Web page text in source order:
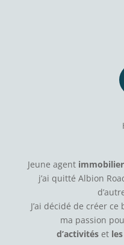
Jeune agent immobilier
j’ai quitté Albion
J’ai décidé de créer
ma passion
d’activitéset